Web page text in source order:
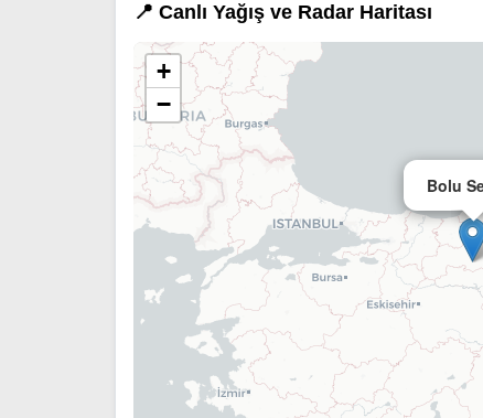
📍 Canlı Yağış ve Radar Haritası
Bolu
+
−